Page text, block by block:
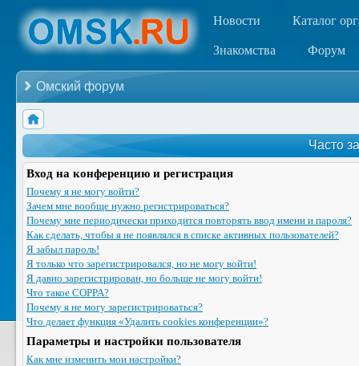
Новости Каталог
Знакомства Форум
Омский форум
Часто
Вход на конференцию и регистрация
Почему я не могу войти?
Зачем мне вообще нужно регистрироваться?
Почему мне периодически приходится повторять ввод имени и пароля?
Как сделать, чтобы я не появлялся в списке активных пользователей?
Я забыл пароль!
Я только что зарегистрировался, но не могу войти!
Я давно зарегистрирован, но больше не могу войти!
Что такое COPPA?
Почему я не могу зарегистрироваться?
Что делает функция «Удалить cookies конференции»?
Параметры и настройки пользователя
Как мне изменить мои настройки?